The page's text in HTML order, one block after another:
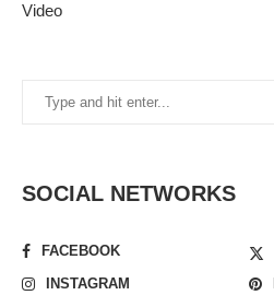
Video
SOCIAL NETWORKS
FACEBOOK
INSTAGRAM